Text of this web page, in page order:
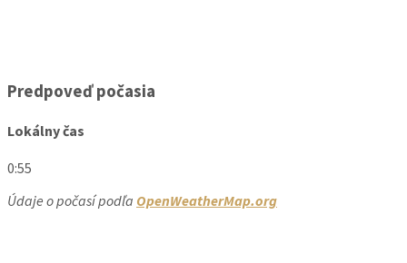
Predpoveď počasia
Lokálny čas
0:55
Údaje o počasí podľa OpenWeatherMap.org